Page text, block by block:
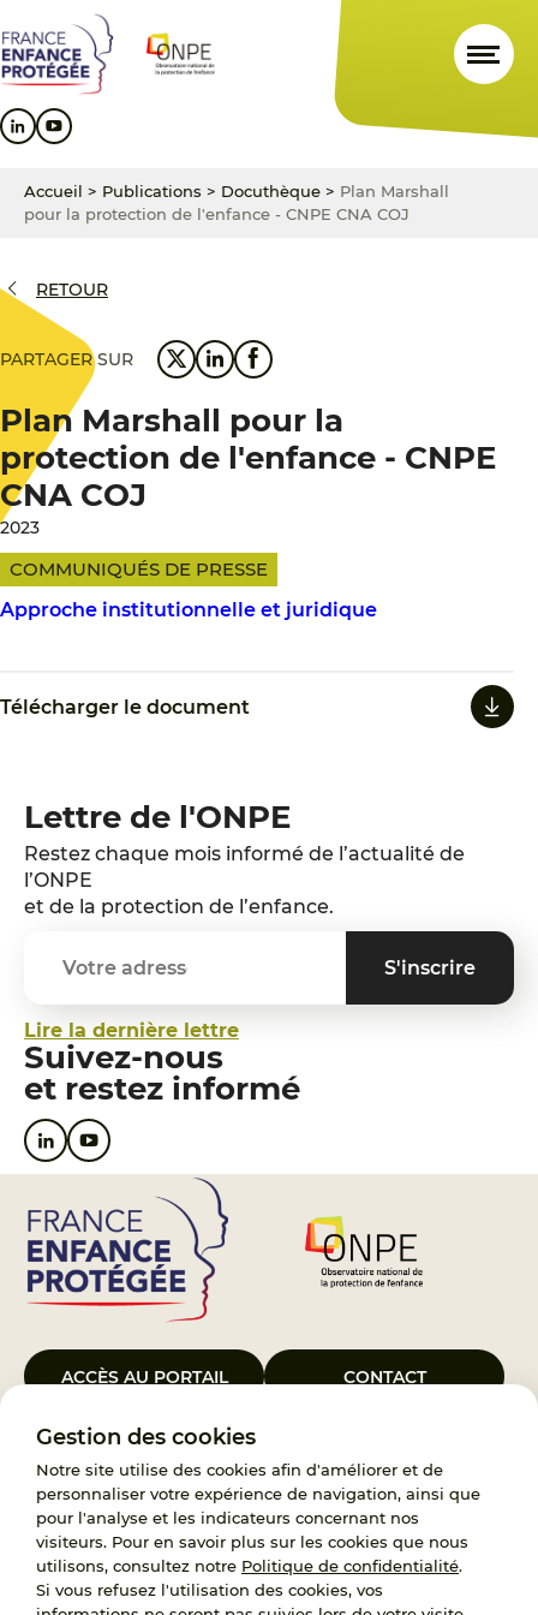
Gestion des cookies
Notre site utilise des cookies afin d'améliorer et de
personnaliser votre expérience de navigation, ainsi que
pour l'analyse et les indicateurs concernant nos
visiteurs. Pour en savoir plus sur les cookies que nous
utilisons, consultez notre Politique de confidentialité.
Si vous refusez l'utilisation des cookies, vos
au
contenu
principal
au
menu
principal
au
pied
de
Accueil > Publications > Docuthèque > Plan Marshall
pour la protection de l'enfance - CNPE CNA COJ
RETOUR
PARTAGER SUR
Plan Marshall pour la
protection de l'enfance - CNPE
CNA COJ
2023
COMMUNIQUÉS DE PRESSE
Approche institutionnelle et juridique
Télécharger le document
Lettre de l'ONPE
Restez chaque mois informé de l’actualité de
l’ONPE
et de la protection de l’enfance.
Lire la dernière lettre
Suivez-nous
et restez informé
ACCÈS AU PORTAIL CONTACT
Le Groupement d’Intérêt Public France Enfance Protégée, créé le 5
janvier 2023, a pour objet d’assurer les missions de service public du
119, d’accompagnement des adoptants et de traitement des
demandes d’accès aux origines personnelles. France Enfance
Protégée est également un observatoire et une ressource pour
l’ensemble des professionnels, ainsi qu’un appui à l’élaboration de la
politique publique à travers le soutien à l’activité des conseils
nationaux.